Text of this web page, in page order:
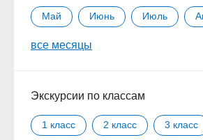
Май Июнь Июль
Сентябрь
все месяцы
Экскурсии по классам
1 класс 2 класс 3 класс